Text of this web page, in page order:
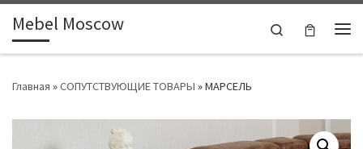
Skip to content
Mebel Moscow
Search
Главная »СОПУТСТВУЮЩИЕ ТОВАРЫ »МАРСЕЛЬ